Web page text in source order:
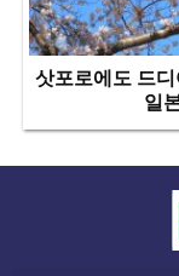
삿포로에도 드
일